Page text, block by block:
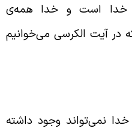
است و خدا همه‌ی
آیت الکرسی می‌خوانیم
نمی‌تواند وجود داشته